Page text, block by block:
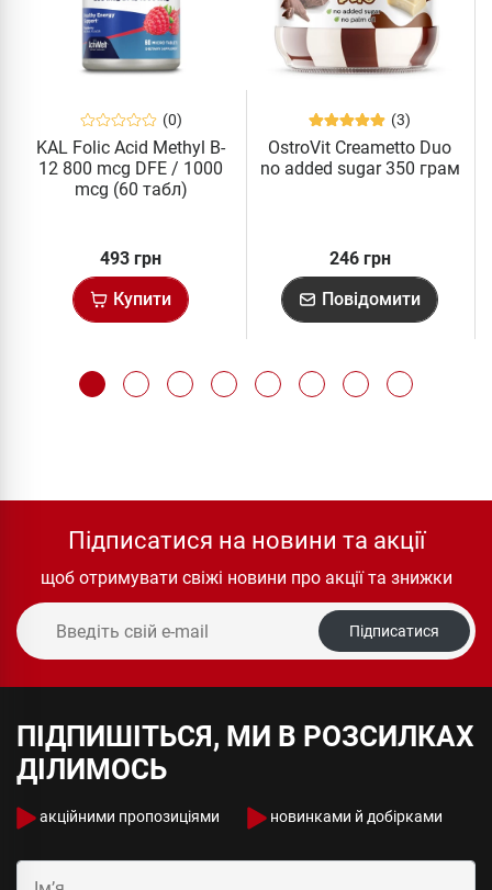
(0)
KAL Folic Acid Methyl B-
12 800 mcg DFE / 1000
mcg (60 табл)
493 грн
Купити
(3)
OstroVit Creametto Duo
no added sugar 350 грам
246 грн
Повідомити
Підписатися на новини та акції
щоб отримувати свіжі новини про акції та знижки
Підписатися
ПІДПИШІТЬСЯ, МИ В РОЗСИЛКАХ
ДІЛИМОСЬ
акційними пропозиціями новинками й добірками